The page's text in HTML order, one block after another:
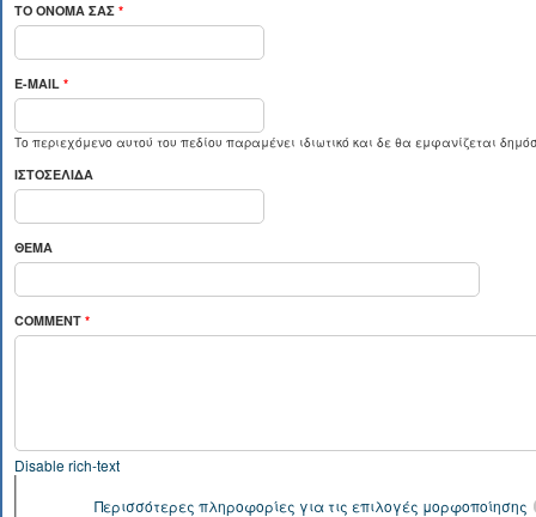
ΤΟ ΌΝΟΜΆ ΣΑΣ *
E-MAIL *
Το περιεχόμενο αυτού του πεδίου παραμένει ιδιωτικό και δε θα εμφανίζεται
ΙΣΤΟΣΕΛΊΔΑ
ΘΈΜΑ
COMMENT *
Disable rich-text
Περισσότερες πληροφορίες για τις επιλογές μορφοποίησης